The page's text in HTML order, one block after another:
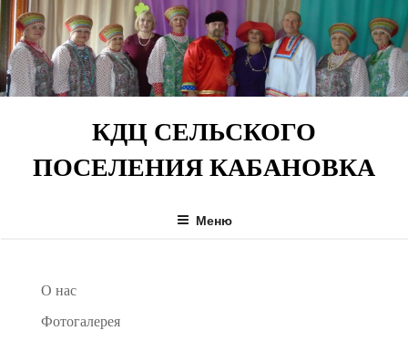
Перейти
к
содержимому
КДЦ СЕЛЬСКОГО
ПОСЕЛЕНИЯ КАБАНОВКА
Меню
О нас
Фотогалерея